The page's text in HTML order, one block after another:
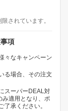
されています。
項
々なキャンペーン
る場合、その注文
スーパーDEAL対
み適用となり、ポ
承ください。